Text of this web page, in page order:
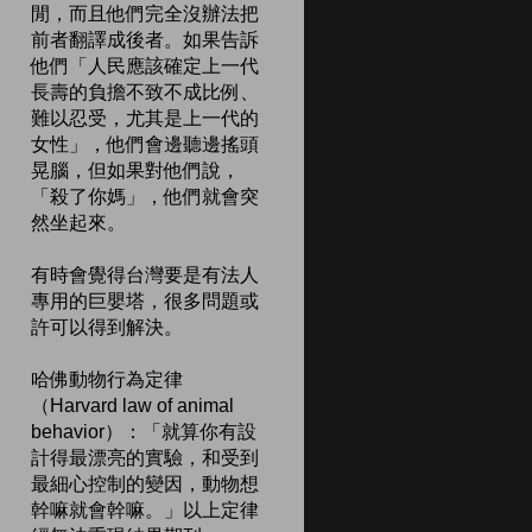
閒，而且他們完全沒辦法把
前者翻譯成後者。如果告訴
他們「人民應該確定上一代
長壽的負擔不致不成比例、
難以忍受，尤其是上一代的
女性」，他們會邊聽邊搖頭
晃腦，但如果對他們說，
「殺了你媽」，他們就會突
然坐起來。
有時會覺得台灣要是有法人
專用的巨嬰塔，很多問題或
許可以得到解決。
哈佛動物行為定律
（Harvard law of animal
behavior）：「就算你有設
計得最漂亮的實驗，和受到
最細心控制的變因，動物想
幹嘛就會幹嘛。」以上定律